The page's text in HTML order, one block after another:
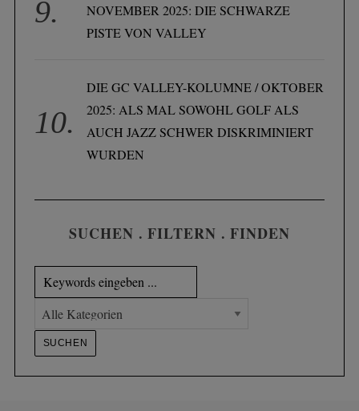
NOVEMBER 2025: DIE SCHWARZE
PISTE VON VALLEY
DIE GC VALLEY-KOLUMNE / OKTOBER
2025: ALS MAL SOWOHL GOLF ALS
AUCH JAZZ SCHWER DISKRIMINIERT
WURDEN
SUCHEN . FILTERN . FINDEN